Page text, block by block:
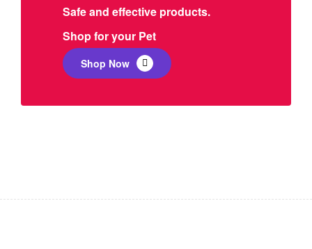
Safe and effective products.
Shop for your Pet
Shop Now